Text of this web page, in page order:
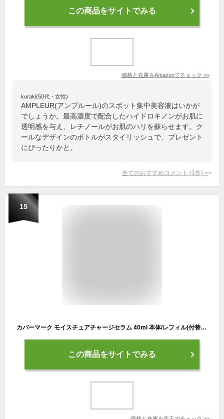
この商品をサイトでみる
価格と在庫をAmazonでチェック >>
kuraki(50代・女性)
AMPLEUR(アンプルール)のスポット集中美容液はいかが
でしょうか。最高濃度で配合したハイドロキノンがお肌に
透明感を与え、レチノールがお肌のハリを蘇らせます。ク
ールなデザインのボトルがスタイリッシュで、プレゼント
にぴったりかと。
全てのおすすめコメント (1 件) >
15
カバーマーク モイスチュアチャージセラム 40ml 本体/レフィル(付替え) 導入美容液 エッセンス 保湿 年齢肌 エイジング ほうれい線 乾燥 乾燥肌 弾力 ふっくら ハリ キメ ツヤ 透明感 うるおい 30代 40代 50代 60代 人気 おすすめ
この商品をサイトでみる